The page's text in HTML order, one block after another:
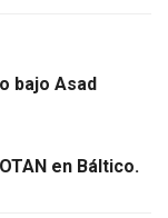
bajo Asad
en Báltico.